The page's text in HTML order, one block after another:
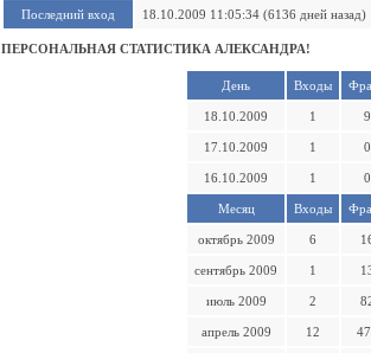
Последний вход 18.10.2009 11:05:34 (6136 дней назад)
ПЕРСОНАЛЬНАЯ СТАТИСТИКА АЛЕКСАНДРА!
День Входы
18.10.2009 1 9
17.10.2009 1 0
16.10.2009 1 0
Месяц Входы
октябрь 2009 6
сентябрь 2009 1
июль 2009 2
апрель 2009 12